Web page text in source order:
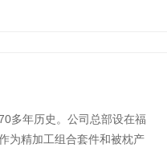
多年历史。公司总部设在福
为精加工组合套件和被枕产